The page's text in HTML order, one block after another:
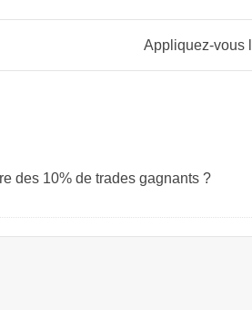
Appliquez-vous
des 10% de trades gagnants ?